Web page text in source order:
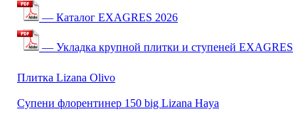
— Каталог EXAGRES 2026
— Укладка крупной плитки и ступеней EXAGRES
Плитка Lizana Olivo
Супени флорентинер 150 big Lizana Haya